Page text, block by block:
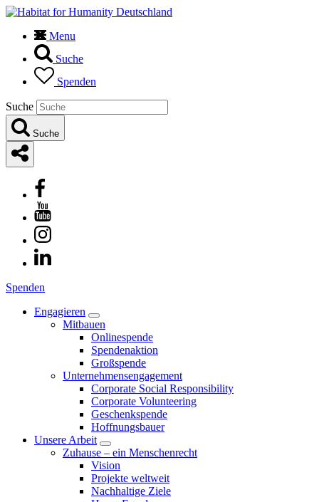
Menu
Suche
Spenden
Suche
Suche
Spenden
Engagieren
Mitbauen
Onlinespende
Spendenaktion
Großspende
Unternehmensengagement
Corporate Social Responsibility
Corporate Volunteering
Geschenkspende
Hoffnungsbauer
Unsere Arbeit
Zuhause – ein Menschenrecht
Vision
Projekte weltweit
Nachhaltige Ziele